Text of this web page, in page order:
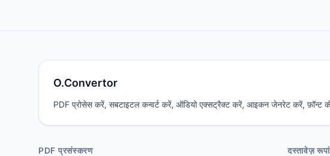
O.Convertor
PDF प्रोसेस करें, सबटाइटल कन्वर्ट करें, ऑडियो एक्सट्रैक्ट करें, आइकन जेनरेट करें, फ़ॉन्ट
PDF प्रसंस्करण दस्तावेज़